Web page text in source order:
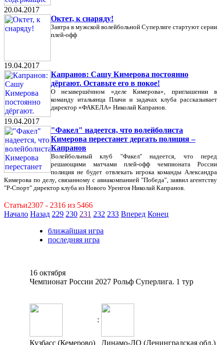
20.04.2017
Октет, к снаряду!
Завтра в мужской волейбольной Суперлиге стартуют серии
плей-офф
19.04.2017
Капранов: Сашу Кимерова постоянно
дёргают. Оставьте его в покое!
О незавершённом «деле Кимерова», приглашении в
команду итальянца Плачи и задачах клуба рассказывает
директор «ФАКЕЛА» Николай Капранов.
19.04.2017
"Факел" надеется, что волейболиста
Кимерова перестанет дергать полиция –
Капранов
Волейбольный клуб "Факел" надеется, что перед
решающими матчами плей-офф чемпионата России
полиция не будет отвлекать игрока команды Александра
Кимерова по делу, связанному с авиакомпанией "Победа", заявил агентству
"Р-Спорт" директор клуба из Нового Уренгоя Николай Капранов.
Статьи2307 - 2316 из 5466
Начало Назад 229 230 231 232 233 Вперед Конец
ближайшая игра
последняя игра
16 октября
Чемпионат России 2027 Рольф Суперлига. 1 тур
:
Кузбасс (Кемерово) Динамо-ЛО (Ленинградская обл.)